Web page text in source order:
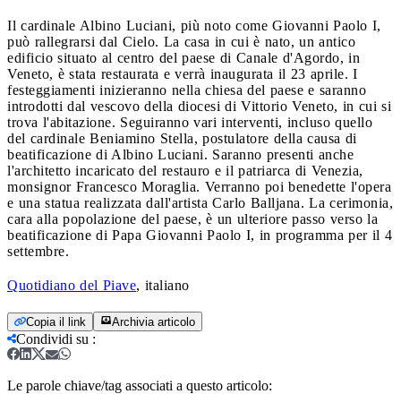
Il cardinale Albino Luciani, più noto come Giovanni Paolo I,
può rallegrarsi dal Cielo. La casa in cui è nato, un antico
edificio situato al centro del paese di Canale d'Agordo, in
Veneto, è stata restaurata e verrà inaugurata il 23 aprile. I
festeggiamenti inizieranno nella chiesa del paese e saranno
introdotti dal vescovo della diocesi di Vittorio Veneto, in cui si
trova l'abitazione. Seguiranno vari interventi, incluso quello
del cardinale Beniamino Stella, postulatore della causa di
beatificazione di Albino Luciani. Saranno presenti anche
l'architetto incaricato del restauro e il patriarca di Venezia,
monsignor Francesco Moraglia. Verranno poi benedette l'opera
e una statua realizzata dall'artista Carlo Balljana. La cerimonia,
cara alla popolazione del paese, è un ulteriore passo verso la
beatificazione di Papa Giovanni Paolo I, in programma per il 4
settembre.
Quotidiano del Piave, italiano
Copia il link Archivia articolo
Condividi su :
Le parole chiave/tag associati a questo articolo: